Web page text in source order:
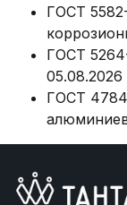
ГОСТ
ГОСТ
05.08.2026
ГОСТ